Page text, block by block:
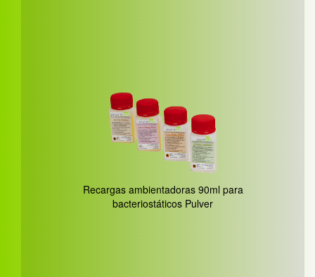
Recargas ambientadoras 90ml para
bacteriostáticos Pulver